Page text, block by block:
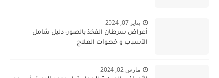
يناير 07, 2024
أعراض سرطان الفخذ بالصور- دليل شامل
الأسباب و خطوات العلاج
مارس 02, 2024